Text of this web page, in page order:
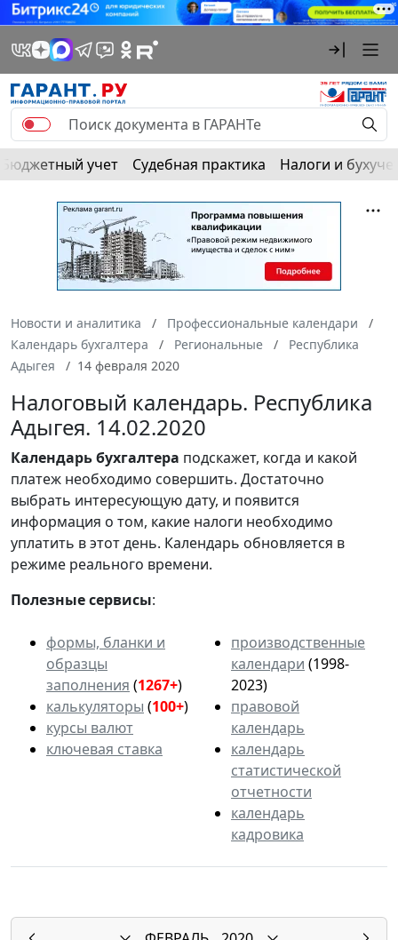
Бюджетный учет Судебная практика Налоги и
Новости и аналитика
Профессиональные календари
Календарь бухгалтера
Региональные
Республика
Адыгея
14 февраля 2020
Налоговый календарь. Республика
Адыгея. 14.02.2020
Календарьбухгалтера подскажет, когда и какой
платеж необходимо совершить. Достаточно
выбрать интересующую дату, и появится
информация о том, какие налоги необходимо
уплатить в этот день. Календарь обновляется в
режиме реального времени.
Полезные сервисы:
формы, бланки и
образцы
заполнения (1267+)
калькуляторы (100+)
курсы валют
ключевая ставка
производственные
календари (1998-
2023)
правовой
календарь
календарь
статистической
отчетности
календарь
кадровика